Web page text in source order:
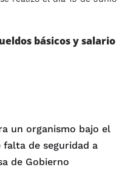
básicos y salario
un organismo bajo el
falta de seguridad a
de Gobierno